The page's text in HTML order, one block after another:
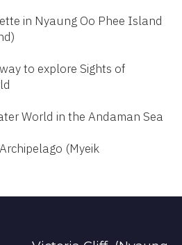
in Nyaung Oo Phee Island
to explore Sights of
World in the Andaman Sea
(Myeik